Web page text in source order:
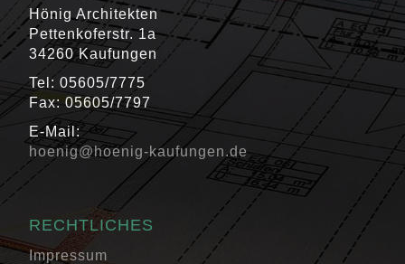
Hönig Architekten
Pettenkoferstr. 1a
34260 Kaufungen
Tel: 05605/7775
Fax: 05605/7797
E-Mail:
hoenig@hoenig-kaufungen.de
RECHTLICHES
Impressum